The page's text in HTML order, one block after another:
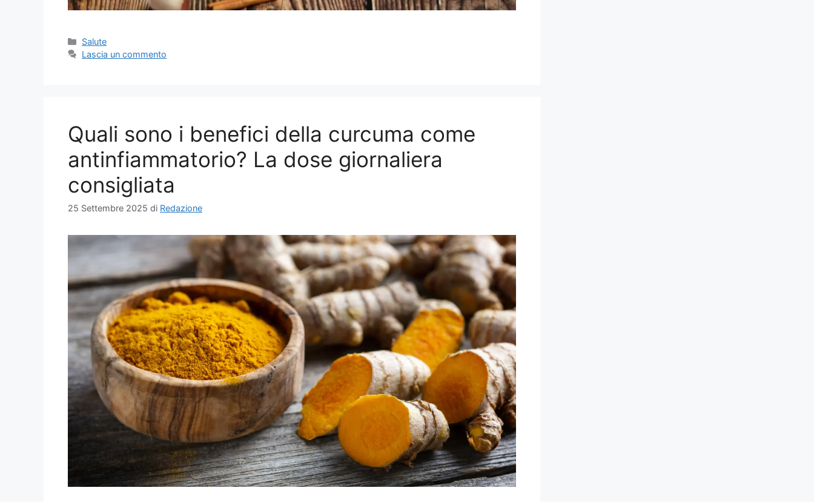
Categorie
Salute
Lascia un commento
Quali sono i benefici della curcuma come
antinfiammatorio? La dose giornaliera
consigliata
25 Settembre 2025 di Redazione